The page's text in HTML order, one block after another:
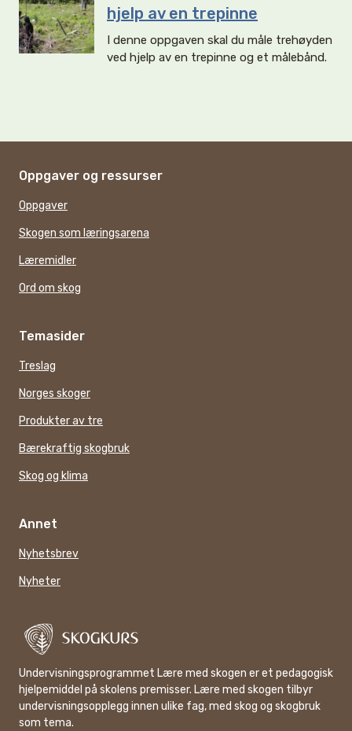
hjelp av en trepinne
I denne oppgaven skal du måle trehøyden
ved hjelp av en trepinne og et målebånd.
Oppgaver og ressurser
Oppgaver
Skogen som læringsarena
Læremidler
Ord om skog
Temasider
Treslag
Norges skoger
Produkter av tre
Bærekraftig skogbruk
Skog og klima
Annet
Nyhetsbrev
Nyheter
Undervisningsprogrammet Lære med skogen er et pedagogisk
hjelpemiddel på skolens premisser. Lære med skogen tilbyr
undervisningsopplegg innen ulike fag, med skog og skogbruk
som tema.